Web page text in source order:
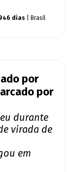
dias | Brasil
por
por
durante
virada de
em